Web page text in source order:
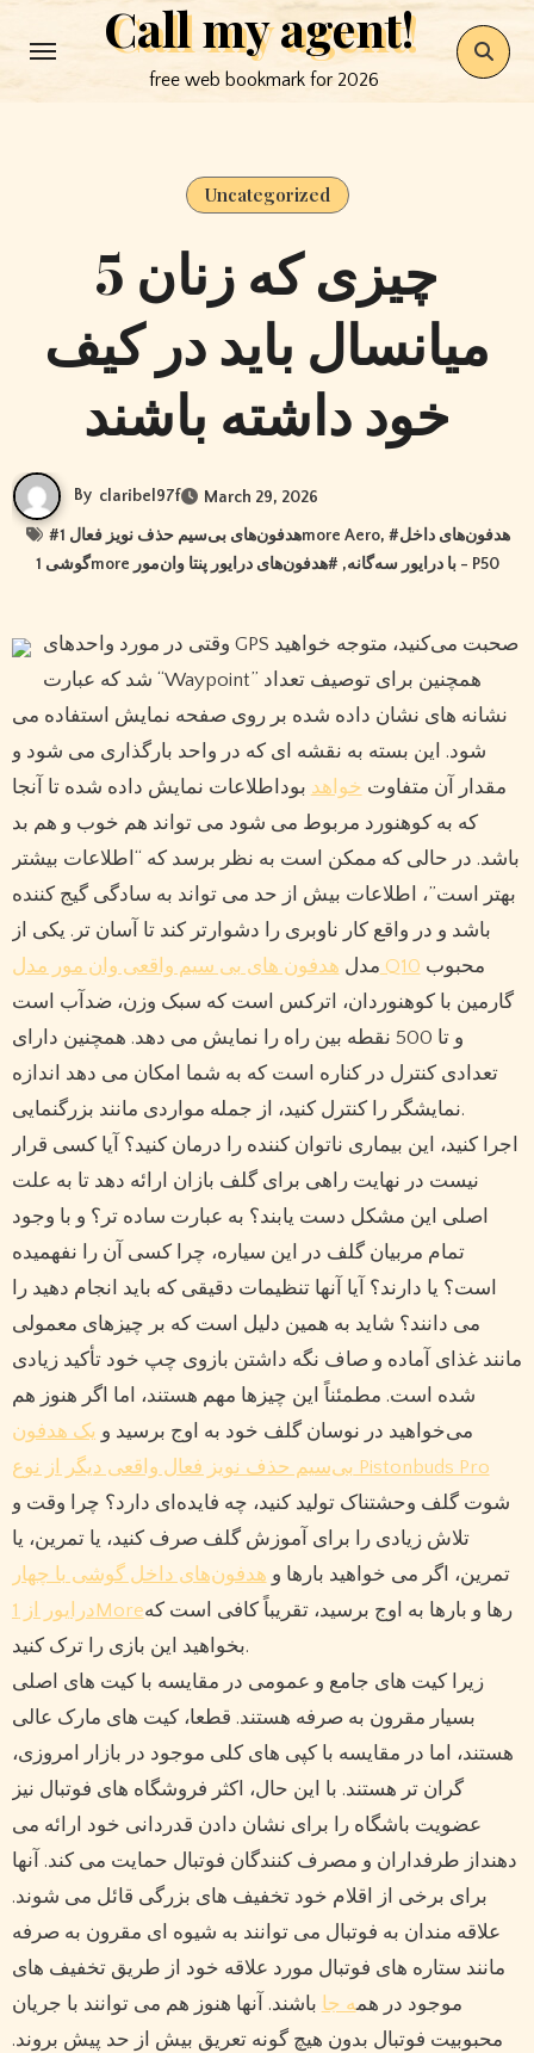
to
Call my agent!
free web bookmark for 2026
Uncategorized
5 چیزی که زنان
میانسال باید در کیف
خود داشته باشند
By claribel97f March 29, 2026
# هدفون‌های بی‌سیم حذف نویز فعال 1more Aero, #هدفون‌های داخل
گوشی 1more با درایور سه‌گانه, # هدفون‌های درایور پنتا وان‌مور - P50
وقتی در مورد واحدهای GPS صحبت می‌کنید، متوجه خواهید
شد که عبارت “Waypoint” همچنین برای توصیف تعداد
نشانه های نشان داده شده بر روی صفحه نمایش استفاده می
شود. این بسته به نقشه ای که در واحد بارگذاری می شود و
مقدار آن متفاوت خواهد بوداطلاعات نمایش داده شده تا آنجا
که به کوهنورد مربوط می شود می تواند هم خوب و هم بد
باشد. در حالی که ممکن است به نظر برسد که “اطلاعات بیشتر
بهتر است”، اطلاعات بیش از حد می تواند به سادگی گیج کننده
باشد و در واقع کار ناوبری را دشوارتر کند تا آسان تر. یکی از
مدل هدفون های بی سیم واقعی وان مور مدل Q10
گارمین با کوهنوردان، اترکس است که سبک وزن، ضدآب است
و تا 500 نقطه بین راه را نمایش می دهد. همچنین دارای
تعدادی کنترل در کناره است که به شما امکان می دهد اندازه
نمایشگر را کنترل کنید، از جمله مواردی مانند بزرگنمایی.
اجرا کنید، این بیماری ناتوان کننده را درمان کنید؟ آیا کسی قرار
نیست در نهایت راهی برای گلف بازان ارائه دهد تا به علت
اصلی این مشکل دست یابند؟ به عبارت ساده تر؟ و با وجود
تمام مربیان گلف در این سیاره، چرا کسی آن را نفهمیده
است؟ یا دارند؟ آیا آنها تنظیمات دقیقی که باید انجام دهید را
می دانند؟ شاید به همین دلیل است که بر چیزهای معمولی
مانند غذای آماده و صاف نگه داشتن بازوی چپ خود تأکید زیادی
شده است. مطمئناً این چیزها مهم هستند، اما اگر هنوز هم
می‌خواهید در نوسان گلف خود به اوج برسید و یک هدفون
بی‌سیم حذف نویز فعال واقعی دیگر از نوع Pistonbuds Pro
شوت گلف وحشتناک تولید کنید، چه فایده‌ای دارد؟ چرا وقت و
تلاش زیادی را برای آموزش گلف صرف کنید، یا تمرین، یا
تمرین، اگر می خواهید بارها و هدفون‌های داخل گوشی با چهار
درایور از 1Moreرها و بارها به اوج برسید، تقریباً کافی است که
بخواهید این بازی را ترک کنید.
زیرا کیت های جامع و عمومی در مقایسه با کیت های اصلی
بسیار مقرون به صرفه هستند. قطعا، کیت های مارک عالی
هستند، اما در مقایسه با کپی های کلی موجود در بازار امروزی،
گران تر هستند. با این حال، اکثر فروشگاه های فوتبال نیز
عضویت باشگاه را برای نشان دادن قدردانی خود ارائه می
دهنداز طرفداران و مصرف کنندگان فوتبال حمایت می کند. آنها
برای برخی از اقلام خود تخفیف های بزرگی قائل می شوند.
علاقه مندان به فوتبال می توانند به شیوه ای مقرون به صرفه
مانند ستاره های فوتبال مورد علاقه خود از طریق تخفیف های
موجود در همه جا باشند. آنها هنوز هم می توانند با جریان
محبوبیت فوتبال بدون هیچ گونه تعریق بیش از حد پیش بروند.